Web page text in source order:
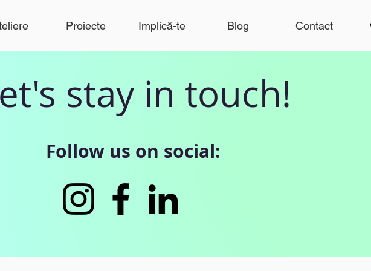
Proiecte Implică-te Blog Contact
stay in touch!
Follow us on social: